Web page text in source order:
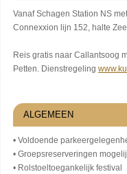
Vanaf Schagen Station NS met
Connexxion lijn 152, halte
Reis gratis naar Callantsoog
Petten. Dienstregeling
ALGEMEEN
• Voldoende
• Groepsreserveringen
• Rolstoeltoegankelijk festival